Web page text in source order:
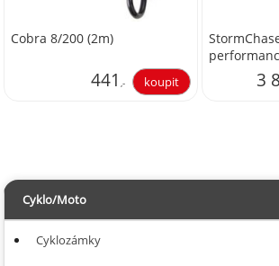
Cobra 8/200 (2m)
441,- 3
Cyklo/Moto
Cyklozámky